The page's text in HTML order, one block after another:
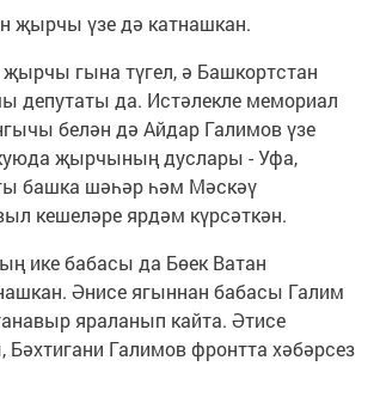
җырчы үзе дә катнашкан.
гына түгел, ә Башкортстан
депутаты да. Истәлекле мемориал
белән дә Айдар Галимов үзе
җырчының дуслары - Уфа,
башка шәһәр һәм Мәскәү
кешеләре ярдәм күрсәткән.
ике бабасы да Бөек Ватан
Әнисе ягыннан бабасы Галим
яраланып кайта. Әтисе
Галимов фронтта хәбәрсез